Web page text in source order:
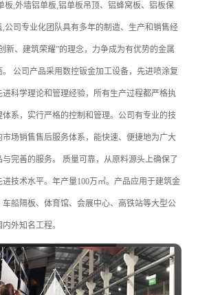
板,外墙铝单板,铝单板吊顶、铝蜂窝板、铝板保
公司专业化团队具有多年的制造、生产和销售经
新、建筑荣耀”的理念，力争成为有优势的金属
公司产品采用数控钣金加工设备，先进喷涂复
科学理论和管理经验，所有生产过程都严格执
系，实行严格的控制和管理。公司有专业的技
场销售售后服务体系，能快速、便捷地为广大
完善的服务。 质量可靠，从原料源头上确保了
技术水平。年产量100万㎡。产品应用于建筑金
船隔板、体育馆、会展中心、高铁站等大型公
外知名工程。